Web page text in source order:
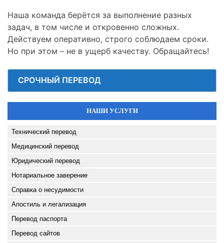
Наша команда берётся за выполнение разных
задач, в том числе и откровенно сложных.
Действуем оперативно, строго соблюдаем сроки.
Но при этом – не в ущерб качеству. Обращайтесь!
СРОЧНЫЙ ПЕРЕВОД
НАШИ УСЛУГИ
Технический перевод
Медицинский перевод
Юридический перевод
Нотариальное заверение
Справка о несудимости
Апостиль и легализация
Перевод паспорта
Перевод сайтов